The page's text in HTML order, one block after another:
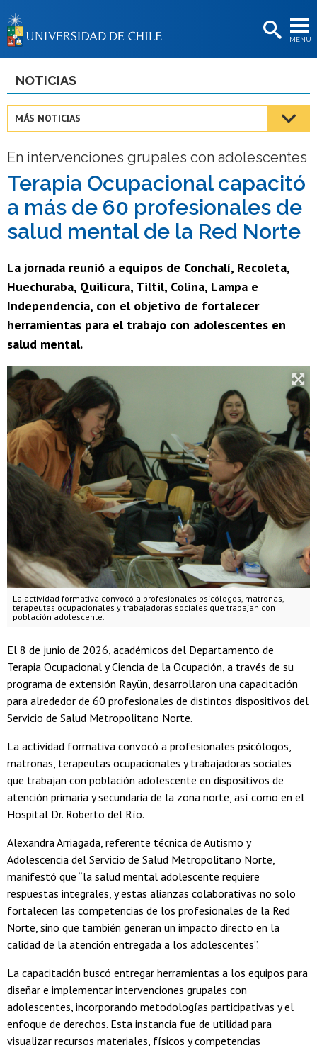
MENÚ
BIBLIOTECAS
Estudiantes
Académicas/os
Funcionarias/os
Egresadas/os
NOTICIAS
MÁS NOTICIAS
En intervenciones grupales con adolescentes
Terapia Ocupacional capacitó
a más de 60 profesionales de
salud mental de la Red Norte
La jornada reunió a equipos de Conchalí, Recoleta,
Huechuraba, Quilicura, Tiltil, Colina, Lampa e
Independencia, con el objetivo de fortalecer
herramientas para el trabajo con adolescentes en
salud mental.
La actividad formativa convocó a profesionales psicólogos, matronas,
terapeutas ocupacionales y trabajadoras sociales que trabajan con
población adolescente.
El 8 de junio de 2026, académicos del Departamento de
Terapia Ocupacional y Ciencia de la Ocupación, a través de su
programa de extensión Rayün, desarrollaron una capacitación
para alrededor de 60 profesionales de distintos dispositivos del
Servicio de Salud Metropolitano Norte.
La actividad formativa convocó a profesionales psicólogos,
matronas, terapeutas ocupacionales y trabajadoras sociales
que trabajan con población adolescente en dispositivos de
atención primaria y secundaria de la zona norte, así como en el
Hospital Dr. Roberto del Río.
Alexandra Arriagada, referente técnica de Autismo y
Adolescencia del Servicio de Salud Metropolitano Norte,
manifestó que “la salud mental adolescente requiere
respuestas integrales, y estas alianzas colaborativas no solo
fortalecen las competencias de los profesionales de la Red
Norte, sino que también generan un impacto directo en la
calidad de la atención entregada a los adolescentes”.
La capacitación buscó entregar herramientas a los equipos para
diseñar e implementar intervenciones grupales con
adolescentes, incorporando metodologías participativas y el
enfoque de derechos. Esta instancia fue de utilidad para
visualizar recursos materiales, físicos y competencias